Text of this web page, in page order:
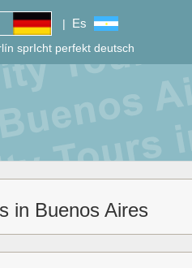
| Es
sprIcht perfekt deutsch
in Buenos Aires